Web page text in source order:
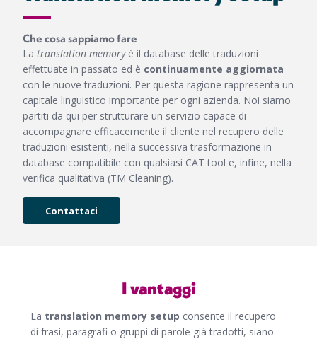
Che cosa sappiamo fare
La translation memoryè il database delle traduzioni
effettuate in passato ed è continuamente aggiornata
con le nuove traduzioni. Per questa ragione rappresenta un
capitale linguistico importante per ogni azienda. Noi siamo
partiti da qui per strutturare un servizio capace di
accompagnare efficacemente il cliente nel recupero delle
traduzioni esistenti, nella successiva trasformazione in
database compatibile con qualsiasi CAT tool e, infine, nella
verifica qualitativa (TM Cleaning).
Contattaci
I vantaggi
La translation memory setup consente il recupero
di frasi, paragrafi o gruppi di parole già tradotti, siano